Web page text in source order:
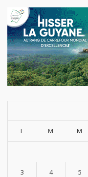
L M M
3 4 5